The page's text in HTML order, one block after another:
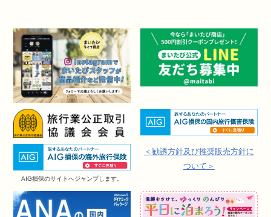
AIG損保のサイトへジャンプします。
＜勧誘方針及び推奨販売方針に
ついて＞